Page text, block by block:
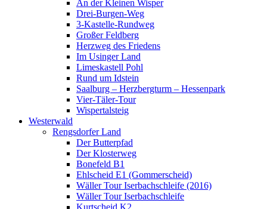
An der Kleinen Wisper
Drei-Burgen-Weg
3-Kastelle-Rundweg
Großer Feldberg
Herzweg des Friedens
Im Usinger Land
Limeskastell Pohl
Rund um Idstein
Saalburg – Herzbergturm – Hessenpark
Vier-Täler-Tour
Wispertalsteig
Westerwald
Rengsdorfer Land
Der Butterpfad
Der Klosterweg
Bonefeld B1
Ehlscheid E1 (Gommerscheid)
Wäller Tour Iserbachschleife (2016)
Wäller Tour Iserbachschleife
Kurtscheid K2